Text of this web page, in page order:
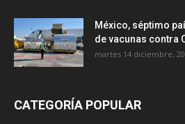
México, séptimo
de vacunas contra
martes 14 diciembre,
CATEGORÍA POPULAR